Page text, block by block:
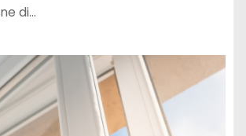
di…